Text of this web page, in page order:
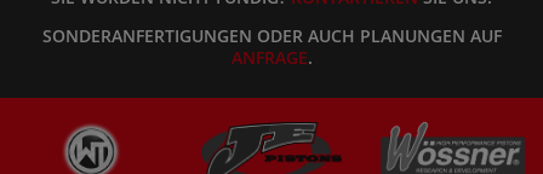
SONDERANFERTIGUNGEN ODER AUCH PLANUNGEN AUF
ANFRAGE.